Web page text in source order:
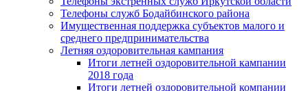
Телефоны служб Бодайбинского района
Имущественная поддержка субъектов малого и
среднего предпринимательства
Летняя оздоровительная кампания
Итоги летней оздоровительной кампании
2018 года
Итоги летней оздоровительной компании